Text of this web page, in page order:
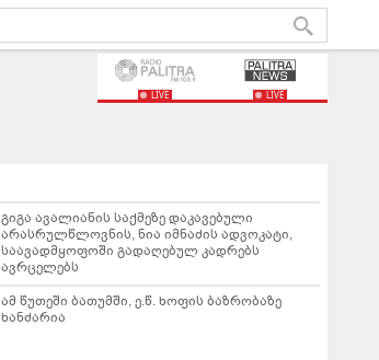
LIVE LIVE
გიგა ავალიანის საქმეზე დაკავებული
არასრულწლოვნის, ნია იმნაძის ადვოკატი,
საავადმყოფოში გადაღებულ კადრებს
ავრცელებს
ამ წუთეში ბათუმში, ე.წ. ხოფის ბაზრობაზე
ხანძარია